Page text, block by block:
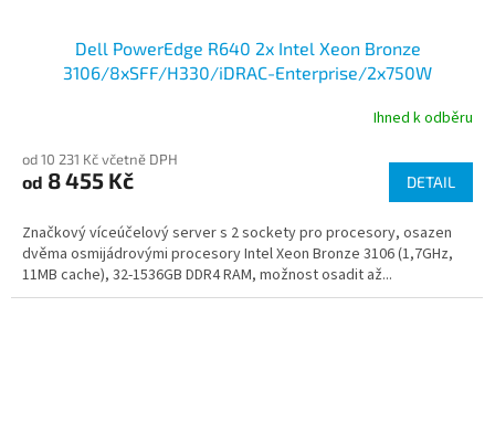
Dell PowerEdge R640 2x Intel Xeon Bronze
3106/8xSFF/H330/iDRAC-Enterprise/2x750W
Ihned k odběru
od 10 231 Kč včetně DPH
od 8 455 Kč DETAIL
Značkový víceúčelový server s 2 sockety pro procesory, osazen
dvěma osmijádrovými procesory Intel Xeon Bronze 3106 (1,7GHz,
11MB cache), 32-1536GB DDR4 RAM, možnost osadit až...